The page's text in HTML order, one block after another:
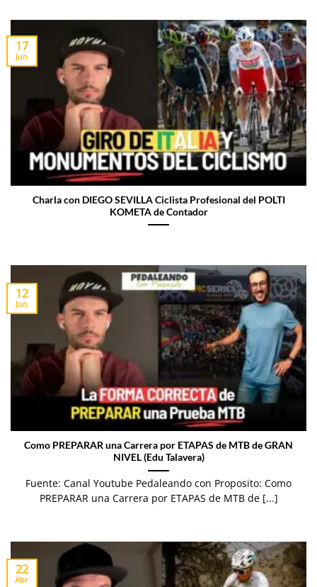
Charla con DIEGO SEVILLA Ciclista Profesional del POLTI
KOMETA de Contador
17
Jun
Como PREPARAR una Carrera por ETAPAS de MTB de GRAN
NIVEL (Edu Talavera)
Fuente: Canal Youtube Pedaleando con Proposito: Como
PREPARAR una Carrera por ETAPAS de MTB de [...]
12
Jun
22
Abr